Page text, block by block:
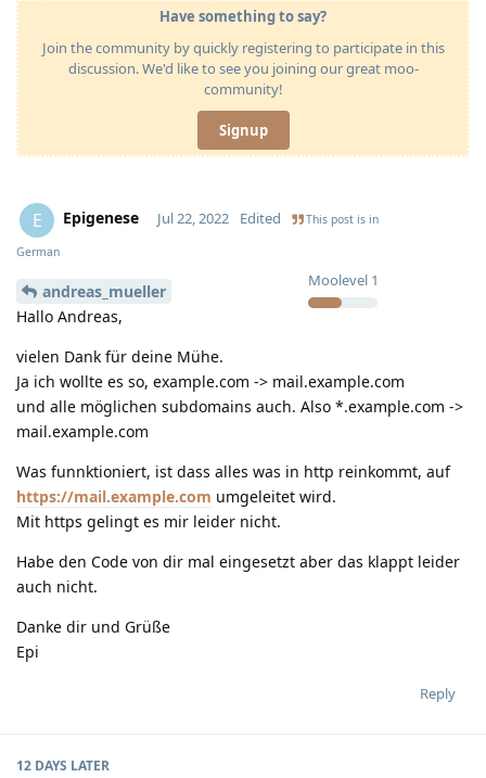
Have something to say?
Join the community by quickly registering to participate in this
discussion. We'd like to see you joining our great moo-
community!
Signup
E Epigenese
Moolevel 1
Jul 22, 2022 Edited This post is in
German
andreas_mueller
Hallo Andreas,
vielen Dank für deine Mühe.
Ja ich wollte es so, example.com -> mail.example.com
und alle möglichen subdomains auch. Also *.example.com ->
mail.example.com
Was funnktioniert, ist dass alles was in http reinkommt, auf
https://mail.example.com umgeleitet wird.
Mit https gelingt es mir leider nicht.
Habe den Code von dir mal eingesetzt aber das klappt leider
auch nicht.
Danke dir und Grüße
Epi
Reply
12 DAYS LATER